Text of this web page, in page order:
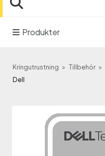
Produkter
Kringutrustning Tillbehör
Dell